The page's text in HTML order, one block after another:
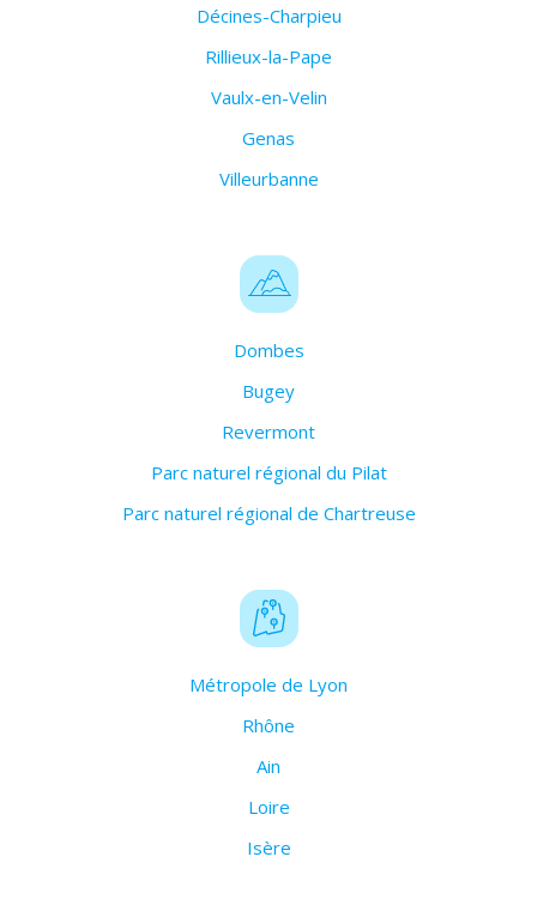
Décines-Charpieu
Rillieux-la-Pape
Vaulx-en-Velin
Genas
Villeurbanne
Dombes
Bugey
Revermont
Parc naturel régional du Pilat
Parc naturel régional de Chartreuse
Métropole de Lyon
Rhône
Ain
Loire
Isère